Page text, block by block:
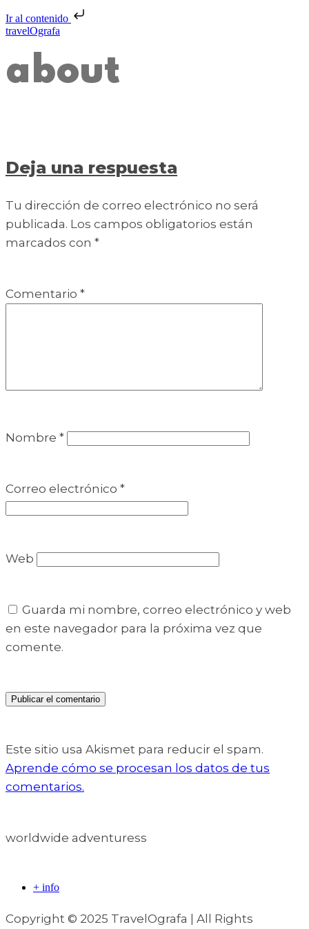
Ir al contenido
travelOgrafa
about
Deja una respuesta
Tu dirección de correo electrónico no será
publicada. Los campos obligatorios están
marcados con *
Comentario *
Nombre *
Correo electrónico *
Web
Guarda mi nombre, correo electrónico y web
en este navegador para la próxima vez que
comente.
Este sitio usa Akismet para reducir el spam.
Aprende cómo se procesan los datos de tus
comentarios.
worldwide adventuress
+ info
Copyright © 2025 TravelOgrafa | All Rights